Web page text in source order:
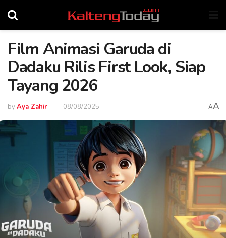
Film Animasi Garuda di
Dadaku Rilis First Look, Siap
Tayang 2026
byAya Zahir 08/08/2025 AA